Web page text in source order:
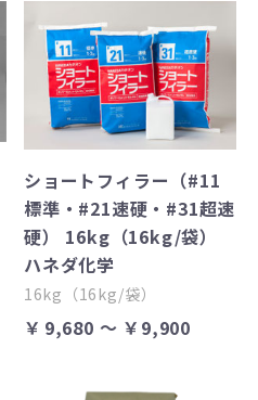
ショートフィラー（#11
標準・#21速硬・#31超速
硬） 16kg（16kg/袋）
ハネダ化学
16kg（16kg/袋）
￥9,680 ～ ￥9,900